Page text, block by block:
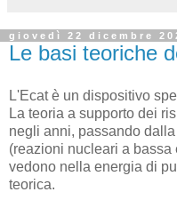
giovedì 22 dicembre
Le basi teoriche
L'Ecat è un dispositivo
La teoria a supporto dei
negli anni, passando
(reazioni nucleari a
vedono nella energia di
teorica.